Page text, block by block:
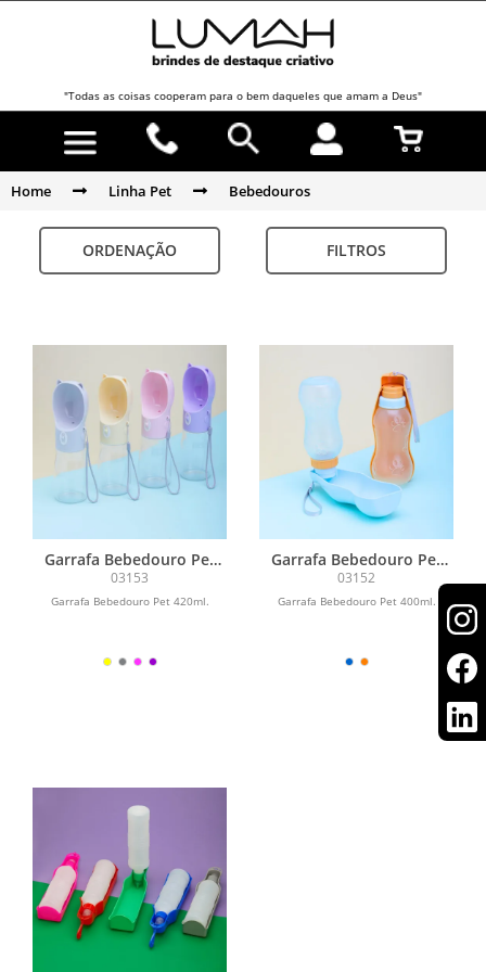
"Todas as coisas cooperam para o bem daqueles que amam a Deus"
Home Linha Pet Bebedouros
ORDENAÇÃO FILTROS
Garrafa Bebedouro Pet
420ml
03153
Garrafa Bebedouro Pet 420ml.
Garrafa Bebedouro Pet
400ml
03152
Garrafa Bebedouro Pet 400ml.